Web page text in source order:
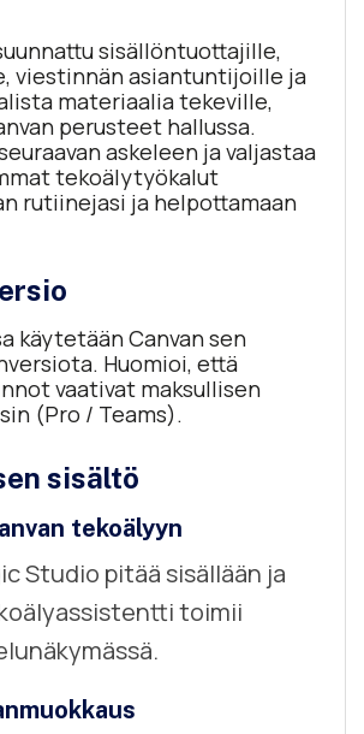
sisällöntuottajille,
viestinnän asiantuntijoille ja
materiaalia tekeville,
perusteet hallussa.
askeleen ja valjastaa
tekoälytyökalut
rutiinejasi ja helpottamaan
käytetään Canvan sen
Huomioi, että
vaativat maksullisen
(Pro / Teams).
sisältö
tekoälyyn
Studio pitää sisällään ja
toimii